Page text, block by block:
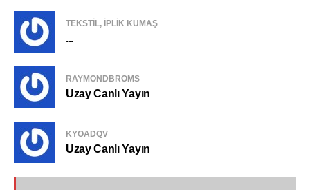
TEKSTIL, IPLIK KUMAŞ
...
RAYMONDBROMS
Uzay Canlı Yayın
KYOADQV
Uzay Canlı Yayın